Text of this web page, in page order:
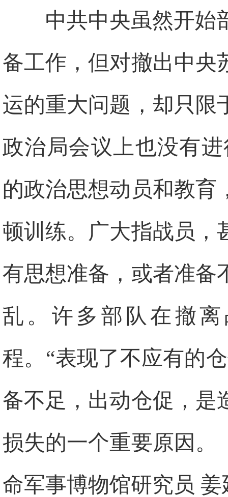
中共中央虽然开始
备工作，但对撤出中央
运的重大问题，却只限
政治局会议上也没有
的政治思想动员和教育
顿训练。广大指战员，
有思想准备，或者准备
乱。许多部队在撤
程。“表现了不应有的
备不足，出动仓促，是
损失的一个重要原因。
命军事博物馆研究员 姜